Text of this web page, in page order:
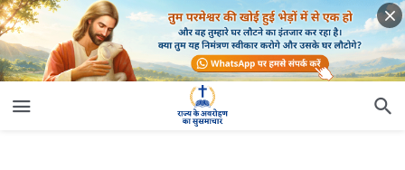
88. प्रसिद्धि और लाभ के पीछे भागना सही मार्ग नहीं है